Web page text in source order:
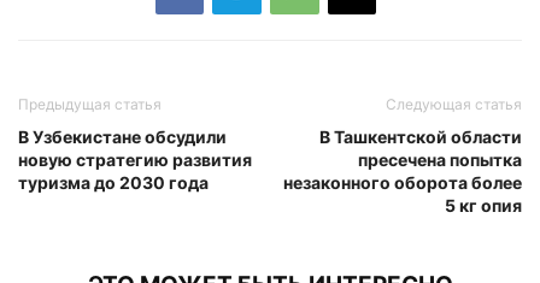
Предыдущая статья
В Узбекистане обсудили
новую стратегию развития
туризма до 2030 года
Следующая статья
В Ташкентской области
пресечена попытка
незаконного оборота более
5 кг опия